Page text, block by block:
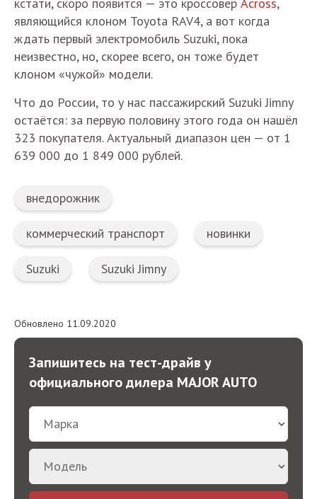
являющийся клоном Toyota RAV4, а вот когда
ждать первый электромобиль Suzuki, пока
неизвестно, но, скорее всего, он тоже будет
клоном «чужой» модели.
Что до России, то у нас пассажирский Suzuki Jimny
остаётся: за первую половину этого года он нашёл
323 покупателя. Актуальный диапазон цен — от 1
639 000 до 1 849 000 рублей.
внедорожник
коммерческий транспорт новинки
Suzuki Suzuki Jimny
Обновлено 11.09.2020
Запишитесь на тест-драйв у
официального дилера MAJOR AUTO